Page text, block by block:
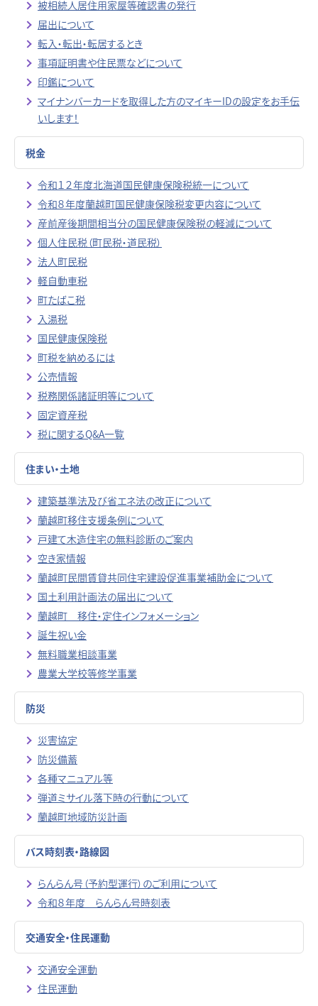
被相続人居住用家屋等確認書の発行
届出について
転入・転出・転居するとき
事項証明書や住民票などについて
印鑑について
マイナンバーカードを取得した方のマイキーIDの設定をお手伝
いします！
税金
令和１２年度北海道国民健康保険税統一について
令和８年度蘭越町国民健康保険税変更内容について
産前産後期間相当分の国民健康保険税の軽減について
個人住民税（町民税・道民税）
法人町民税
軽自動車税
町たばこ税
入湯税
国民健康保険税
町税を納めるには
公売情報
税務関係諸証明等について
固定資産税
税に関するQ&A一覧
住まい・土地
建築基準法及び省エネ法の改正について
蘭越町移住支援条例について
戸建て木造住宅の無料診断のご案内
空き家情報
蘭越町民間賃貸共同住宅建設促進事業補助金について
国土利用計画法の届出について
蘭越町 移住・定住インフォメーション
誕生祝い金
無料職業相談事業
農業大学校等修学事業
防災
災害協定
防災備蓄
各種マニュアル等
弾道ミサイル落下時の行動について
蘭越町地域防災計画
バス時刻表・路線図
らんらん号（予約型運行）のご利用について
令和８年度 らんらん号時刻表
交通安全・住民運動
交通安全運動
住民運動